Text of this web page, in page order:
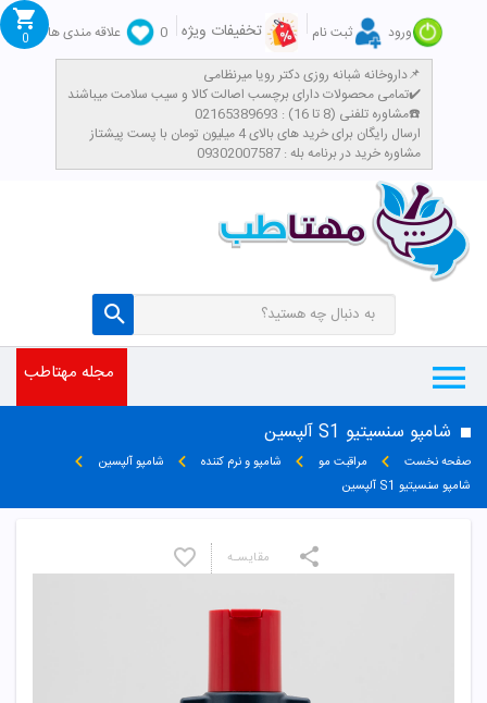
ورود ثبت نام تخفیفات ویژه 0
علاقه مندی ها
داروخانه شبانه روزی دکتر رویا میرنظامی📌
تمامی محصولات دارای برچسب اصالت کالا و سیب سلامت میباشند✔️
مشاوره تلفنی (8 تا 16) : 02165389693☎️
​ارسال رایگان برای خرید های بالای 4 میلیون تومان با پست پیشتاز
مشاوره خرید در برنامه بله : 09302007587
0
مجله مهتاطب
شامپو سنسیتیو S1 آلپسین
صفحه نخست مراقبت مو شامپو و نرم کننده
شامپو آلپسین
شامپو سنسیتیو S1 آلپسین
مقایسـه